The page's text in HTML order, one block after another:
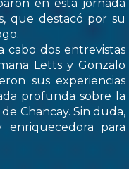
en esta jornada
que destacó por su
cabo dos entrevistas
Letts y Gonzalo
sus experiencias
profunda sobre la
Chancay. Sin duda,
enriquecedora para